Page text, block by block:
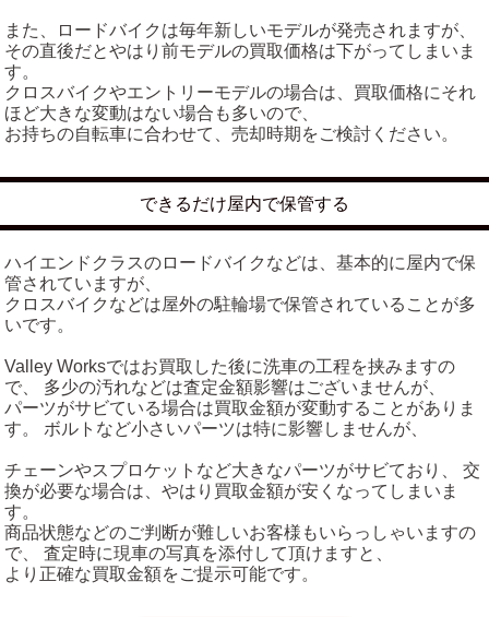
また、ロードバイクは毎年新しいモデルが発売されますが、
その直後だとやはり前モデルの買取価格は下がってしまいま
す。
クロスバイクやエントリーモデルの場合は、買取価格にそれ
ほど大きな変動はない場合も多いので、
お持ちの自転車に合わせて、売却時期をご検討ください。
できるだけ屋内で保管する
ハイエンドクラスのロードバイクなどは、基本的に屋内で保
管されていますが、
クロスバイクなどは屋外の駐輪場で保管されていることが多
いです。
Valley Worksではお買取した後に洗車の工程を挟みますの
で、 多少の汚れなどは査定金額影響はございませんが、
パーツがサビている場合は買取金額が変動することがありま
す。 ボルトなど小さいパーツは特に影響しませんが、
チェーンやスプロケットなど大きなパーツがサビており、 交
換が必要な場合は、やはり買取金額が安くなってしまいま
す。
商品状態などのご判断が難しいお客様もいらっしゃいますの
で、 査定時に現車の写真を添付して頂けますと、
より正確な買取金額をご提示可能です。